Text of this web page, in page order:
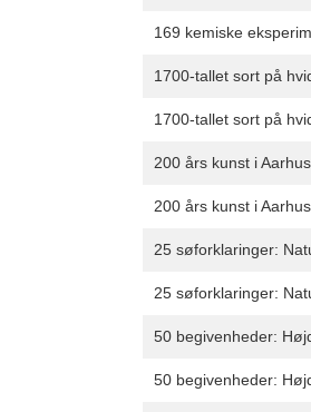
169 kemiske
1700-tallet sort på
1700-tallet sort på
200 års kunst i Aarhus
200 års kunst i Aarhus
25 søforklaringer:
25 søforklaringer:
50 begivenheder:
50 begivenheder: